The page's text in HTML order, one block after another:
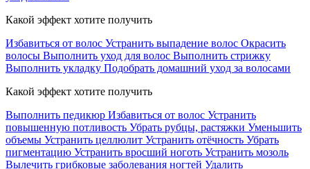
Какой эффект хотите получить
Избавиться от волос Устранить выпадение волос Окрасить
волосы Выполнить уход для волос Выполнить стрижку
Выполнить укладку Подобрать домашний уход за волосами
Какой эффект хотите получить
Выполнить педикюр Избавиться от волос Устранить
повышенную потливость Убрать рубцы, растяжки Уменьшить
объемы Устранить целлюлит Устранить отёчность Убрать
пигментацию Устранить вросший ноготь Устранить мозоль
Вылечить грибковые заболевания ногтей Удалить